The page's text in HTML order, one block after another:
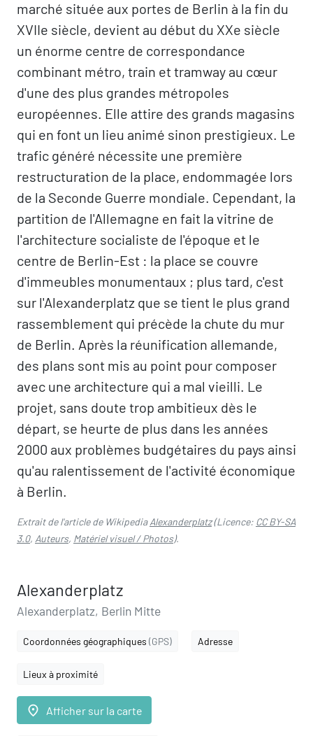
marché située aux portes de Berlin à la fin du
XVIIe siècle, devient au début du XXe siècle
un énorme centre de correspondance
combinant métro, train et tramway au cœur
d'une des plus grandes métropoles
européennes. Elle attire des grands magasins
qui en font un lieu animé sinon prestigieux. Le
trafic généré nécessite une première
restructuration de la place, endommagée lors
de la Seconde Guerre mondiale. Cependant, la
partition de l'Allemagne en fait la vitrine de
l'architecture socialiste de l'époque et le
centre de Berlin-Est : la place se couvre
d'immeubles monumentaux ; plus tard, c'est
sur l'Alexanderplatz que se tient le plus grand
rassemblement qui précède la chute du mur
de Berlin. Après la réunification allemande,
des plans sont mis au point pour composer
avec une architecture qui a mal vieilli. Le
projet, sans doute trop ambitieux dès le
départ, se heurte de plus dans les années
2000 aux problèmes budgétaires du pays ainsi
qu'au ralentissement de l'activité économique
à Berlin.
Extrait de l'article de WikipediaAlexanderplatz(Licence: CC BY-SA
3.0, Auteurs, Matériel visuel / Photos).
Alexanderplatz
Alexanderplatz, Berlin Mitte
Coordonnées géographiques (GPS) Adresse
Lieux à proximité
place Afficher sur la carte